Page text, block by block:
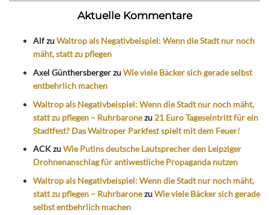
Aktuelle Kommentare
AlfzuWaltrop als Negativbeispiel: Wenn die Stadt nur noch
mäht, statt zu pflegen
Axel GünthersbergerzuWie viele Bäcker sich gerade selbst
entbehrlich machen
Waltrop als Negativbeispiel: Wenn die Stadt nur noch mäht,
statt zu pflegen – Ruhrbaronezu 21 Euro Tageseintritt für ein
Stadtfest? Das Waltroper Parkfest spielt mit dem Feuer!
ACKzuWie Putins deutsche Lautsprecher den Leipziger
Drohnenanschlag für antiwestliche Propaganda nutzen
Waltrop als Negativbeispiel: Wenn die Stadt nur noch mäht,
statt zu pflegen – RuhrbaronezuWie viele Bäcker sich gerade
selbst entbehrlich machen